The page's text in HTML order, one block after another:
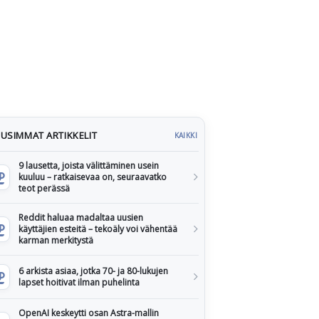
ARTIKKELIT KAIKKI
9 lausetta, joista välittäminen usein
kuuluu – ratkaisevaa on, seuraavatko
teot perässä
Reddit haluaa madaltaa uusien
käyttäjien esteitä – tekoäly voi vähentää
karman merkitystä
6 arkista asiaa, jotka 70- ja 80-lukujen
lapset hoitivat ilman puhelinta
OpenAI keskeytti osan Astra-mallin